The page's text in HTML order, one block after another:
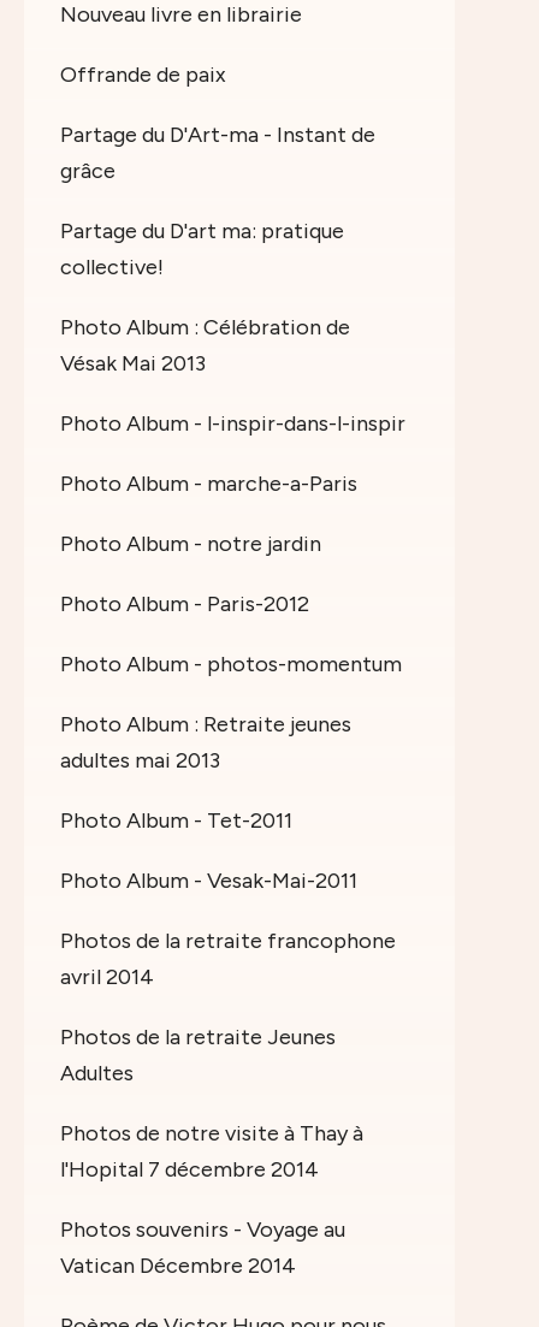
Nouveau livre en librairie
Offrande de paix
Partage du D'Art-ma - Instant de
grâce
Partage du D'art ma: pratique
collective!
Photo Album : Célébration de
Vésak Mai 2013
Photo Album - l-inspir-dans-l-inspir
Photo Album - marche-a-Paris
Photo Album - notre jardin
Photo Album - Paris-2012
Photo Album - photos-momentum
Photo Album : Retraite jeunes
adultes mai 2013
Photo Album - Tet-2011
Photo Album - Vesak-Mai-2011
Photos de la retraite francophone
avril 2014
Photos de la retraite Jeunes
Adultes
Photos de notre visite à Thay à
l'Hopital 7 décembre 2014
Photos souvenirs - Voyage au
Vatican Décembre 2014